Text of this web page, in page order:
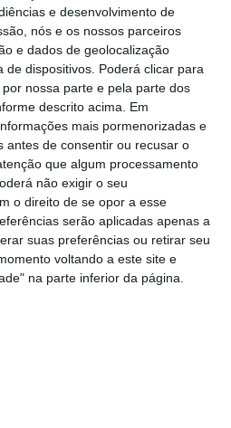
e desenvolvimento de
nós e os nossos parceiros
e dados de geolocalização
de dispositivos. Poderá clicar para
nossa parte e pela parte dos
descrito acima. Em
mais pormenorizadas e
antes de consentir ou recusar o
que algum processamento
não exigir o seu
o direito de se opor a esse
serão aplicadas apenas a
suas preferências ou retirar seu
voltando a este site e
na parte inferior da página.